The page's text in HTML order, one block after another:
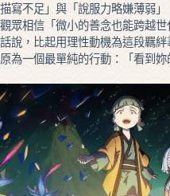
描寫不足」與「說服力略嫌薄弱
觀眾相信「微小的善念也能跨越
話說，比起用理性動機為這段羈
原為一個最單純的行動：「看到妳